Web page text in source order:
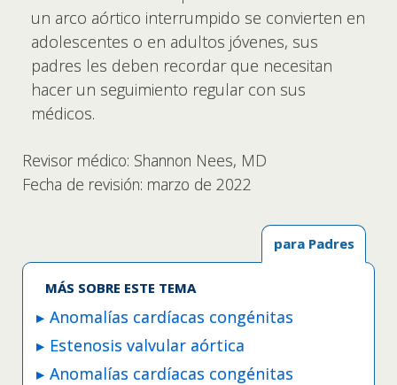
un arco aórtico interrumpido se convierten en
adolescentes o en adultos jóvenes, sus
padres les deben recordar que necesitan
hacer un seguimiento regular con sus
médicos.
Revisor médico: Shannon Nees, MD
Fecha de revisión: marzo de 2022
para Padres
MÁS SOBRE ESTE TEMA
Anomalías cardíacas congénitas
Estenosis valvular aórtica
Anomalías cardíacas congénitas